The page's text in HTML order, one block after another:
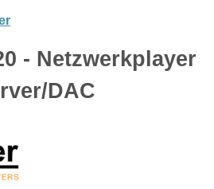
- Netzwerkplayer
DAC